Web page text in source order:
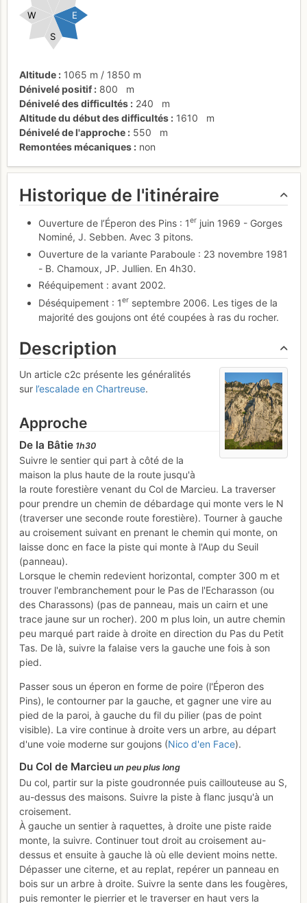
E
W
S
Altitude 1065 m / 1850 m
Dénivelé positif
800
m
Dénivelé des difficultés
240
m
Altitude du début des difficultés
1610
m
Dénivelé de l'approche
550
m
Remontées mécaniques
non
Historique de l'itinéraire
Ouverture de l’Éperon des Pins : 1er juin 1969 - Gorges
Nominé, J. Sebben. Avec 3 pitons.
Ouverture de la variante Paraboule : 23 novembre 1981
- B. Chamoux, JP. Jullien. En 4h30.
Rééquipement : avant 2002.
Déséquipement : 1er septembre 2006. Les tiges de la
majorité des goujons ont été coupées à ras du rocher.
Description
Un article c2c présente les généralités
sur l’escalade en Chartreuse.
Approche
De la Bâtie 1h30
Suivre le sentier qui part à côté de la
maison la plus haute de la route jusqu'à
la route forestière venant du Col de Marcieu. La traverser
pour prendre un chemin de débardage qui monte vers le N
(traverser une seconde route forestière). Tourner à gauche
au croisement suivant en prenant le chemin qui monte, on
laisse donc en face la piste qui monte à l'Aup du Seuil
(panneau).
Lorsque le chemin redevient horizontal, compter 300 m et
trouver l'embranchement pour le Pas de l'Echarasson (ou
des Charassons) (pas de panneau, mais un cairn et une
trace jaune sur un rocher). 200 m plus loin, un autre chemin
peu marqué part raide à droite en direction du Pas du Petit
Tas. De là, suivre la falaise vers la gauche une fois à son
pied.
Passer sous un éperon en forme de poire (l'Éperon des
Pins), le contourner par la gauche, et gagner une vire au
pied de la paroi, à gauche du fil du pilier (pas de point
visible). La vire continue à droite vers un arbre, au départ
d'une voie moderne sur goujons (Nico d'en Face).
Du Col de Marcieu un peu plus long
Du col, partir sur la piste goudronnée puis caillouteuse au S,
au-dessus des maisons. Suivre la piste à flanc jusqu'à un
croisement.
À gauche un sentier à raquettes, à droite une piste raide
monte, la suivre. Continuer tout droit au croisement au-
dessus et ensuite à gauche là où elle devient moins nette.
Dépasser une citerne, et au replat, repérer un panneau en
bois sur un arbre à droite. Suivre la sente dans les fougères,
puis remonter le pierrier et le traverser en haut vers la